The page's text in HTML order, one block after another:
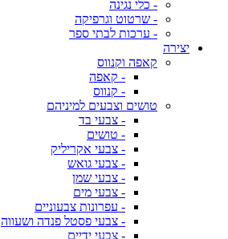
- כלי נגינה
- שרטוט וגרפיקה
- ערכות לבתי ספר
יצירה
קאפה וקנווס
- קאפה
- קנווס
טושים וצבעים למיניהם
- צבעי בד
- טושים
- צבעי אקריליק
- צבעי גואש
- צבעי שמן
- צבעי מים
- עפרונות צבעוניים
- צבעי פסטל פנדה ושעווה
- צבעי ידיים